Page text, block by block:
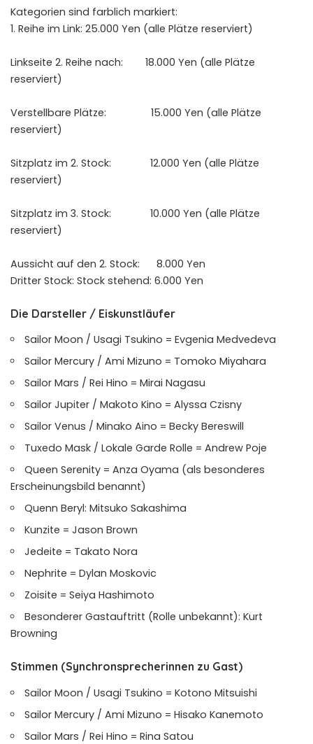
Kategorien sind farblich markiert:
1. Reihe im Link: 25.000 Yen (alle Plätze reserviert)
Linkseite 2. Reihe nach: 18.000 Yen (alle Plätze
reserviert)
Verstellbare Plätze: 15.000 Yen (alle Plätze
reserviert)
Sitzplatz im 2. Stock: 12.000 Yen (alle Plätze
reserviert)
Sitzplatz im 3. Stock: 10.000 Yen (alle Plätze
reserviert)
Aussicht auf den 2. Stock: 8.000 Yen
Dritter Stock: Stock stehend: 6.000 Yen
Die Darsteller / Eiskunstläufer
Sailor Moon / Usagi Tsukino = Evgenia Medvedeva
Sailor Mercury / Ami Mizuno = Tomoko Miyahara
Sailor Mars / Rei Hino = Mirai Nagasu
Sailor Jupiter / Makoto Kino = Alyssa Czisny
Sailor Venus / Minako Aino = Becky Bereswill
Tuxedo Mask / Lokale Garde Rolle = Andrew Poje
Queen Serenity = Anza Oyama (als besonderes
Erscheinungsbild benannt)
Quenn Beryl: Mitsuko Sakashima
Kunzite = Jason Brown
Jedeite = Takato Nora
Nephrite = Dylan Moskovic
Zoisite = Seiya Hashimoto
Besonderer Gastauftritt (Rolle unbekannt): Kurt
Browning
Stimmen (Synchronsprecherinnen zu Gast)
Sailor Moon / Usagi Tsukino = Kotono Mitsuishi
Sailor Mercury / Ami Mizuno = Hisako Kanemoto
Sailor Mars / Rei Hino = Rina Satou